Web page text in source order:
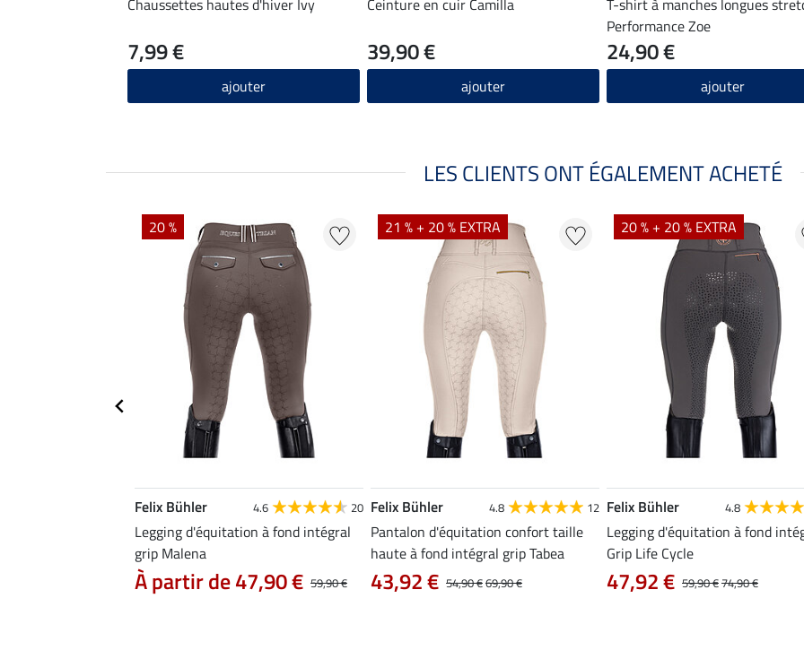
7,99 €
ajouter
39,90 €
ajouter
Performance Zoe
24,90 €
ajouter
LES CLIENTS ONT ÉGALEMENT ACHETÉ
20 %
Felix Bühler 4.6 20
Legging d'équitation à fond intégral
grip Malena
59,90 €
À partir de 47,90 €
21 % + 20 % EXTRA
Felix Bühler 4.8 12
Pantalon d'équitation confort taille
haute à fond intégral grip Tabea
54,90 €69,90 €
43,92 €
20 % + 20 % EXTRA
Felix Bühler 4.8
Legging d'équitation à fond
Grip Life Cycle
59,90 €74,90 €
47,92 €